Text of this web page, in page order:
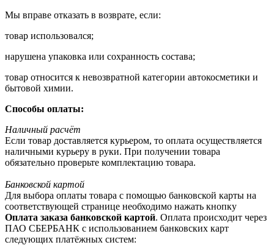
Мы вправе отказать в возврате, если:
товар использовался;
нарушена упаковка или сохранность состава;
товар относится к невозвратной категории автокосметики и
бытовой химии.
Способы оплаты:
Наличный расчёт
Если товар доставляется курьером, то оплата осуществляется
наличными курьеру в руки. При получении товара
обязательно проверьте комплектацию товара.
Банковской картой
Для выбора оплаты товара с помощью банковской карты на
соответствующей странице необходимо нажать кнопку
Оплата заказа банковской картой. Оплата происходит через
ПАО СБЕРБАНК с использованием банковских карт
следующих платёжных систем: